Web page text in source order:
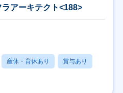
アーキテクト<188>
産休・育休あり 賞与あり